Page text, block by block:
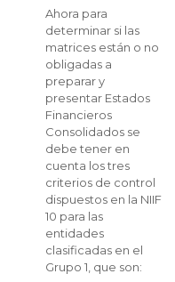
Ahora para
determinar si las
matrices están o no
obligadas a
preparar y
presentar Estados
Financieros
Consolidados se
debe tener en
cuenta los tres
criterios de control
dispuestos en la NIIF
10 para las
entidades
clasificadas en el
Grupo 1, que son: